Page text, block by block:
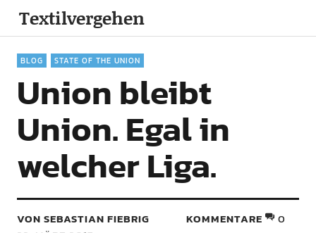
Textilvergehen
BLOG STATE OF THE UNION
Union bleibt
Union. Egal in
welcher Liga.
VON SEBASTIAN FIEBRIG
KOMMENTARE 0